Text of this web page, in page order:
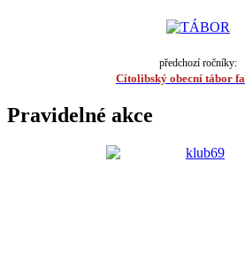
předchozí ročníky:
Cítolibský obecní tábor
Pravidelné akce